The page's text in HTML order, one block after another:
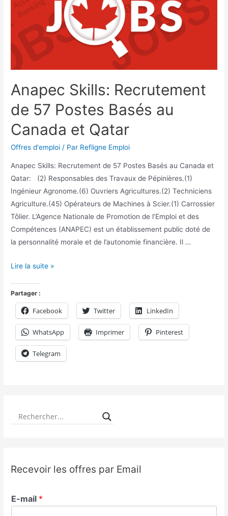
Anapec Skills: Recrutement
de 57 Postes Basés au
Canada et Qatar
Offres d'emploi / Par Refligne Emploi
Anapec Skills: Recrutement de 57 Postes Basés au Canada et
Qatar: (2) Responsables des Travaux de Pépinières.(1)
Ingénieur Agronome.(6) Ouvriers Agricultures.(2) Techniciens
Agriculture.(45) Opérateurs de Machines à Scier.(1) Carrossier
Tôlier. L’Agence Nationale de Promotion de l’Emploi et des
Compétences (ANAPEC) est un établissement public doté de
la personnalité morale et de l’autonomie financière. Il …
Lire la suite »
Partager :
Facebook Twitter LinkedIn
WhatsApp Imprimer Pinterest
Telegram
Recevoir les offres par Email
E-mail *